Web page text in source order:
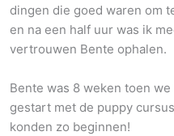
dingen die goed waren om
en na een half uur was ik
vertrouwen Bente ophalen.
Bente was 8 weken toen
gestart met de puppy
konden zo beginnen!